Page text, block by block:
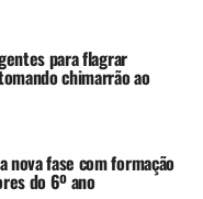
para flagrar
chimarrão ao
nova fase com formação
do 6º ano